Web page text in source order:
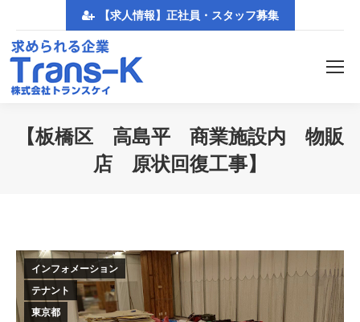
【求人情報】正社員・スタッフ募集
【板橋区 高島平 商業施設内 物販
店 原状回復工事】
インフォメーション
テナント
東京都